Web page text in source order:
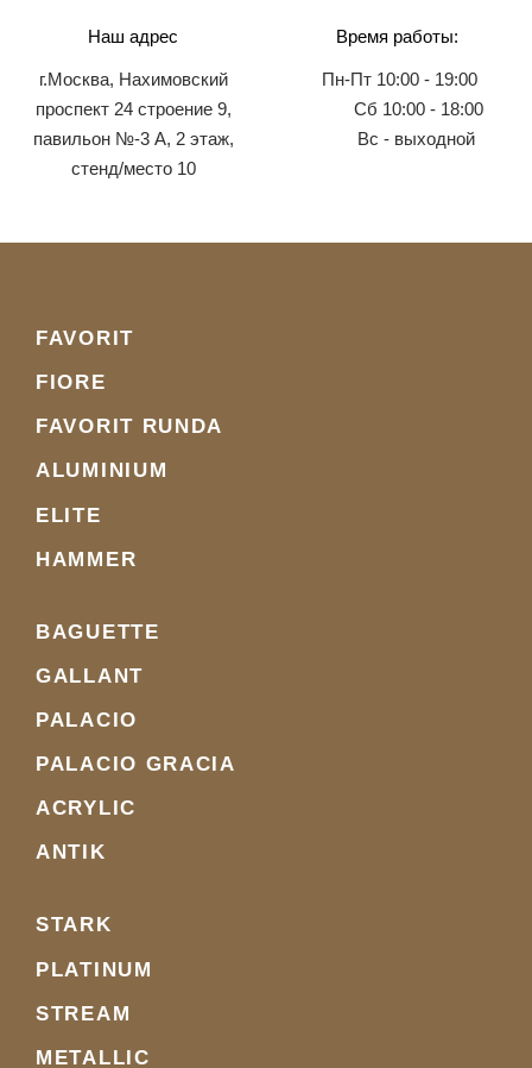
Наш адрес
г.Москва, Нахимовский
проспект 24 строение 9,
павильон №-3 А, 2 этаж,
стенд/место 10
Время работы:
Пн-Пт 10:00 - 19:00
Сб 10:00 - 18:00
Вс - выходной
FAVORIT
FIORE
FAVORIT RUNDA
ALUMINIUM
ELITE
HAMMER
BAGUETTE
GALLANT
PALACIO
PALACIO GRACIA
ACRYLIC
ANTIK
STARK
PLATINUM
STREAM
METALLIC